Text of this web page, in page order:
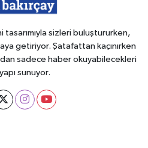
tasarımıyla sizleri buluştururken,
getiriyor. Şatafattan kaçınırken
sadece haber okuyabilecekleri
sunuyor.